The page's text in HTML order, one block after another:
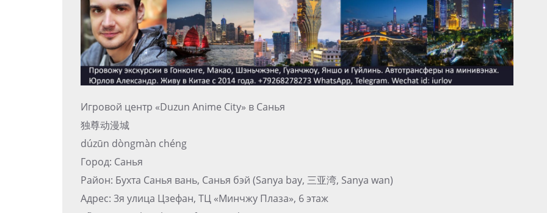
Игровой центр «Duzun Anime City» в Санья
独尊动漫城
dúzūn dòngmàn chéng
Город: Санья
Район: Бухта Санья вань, Санья бэй (Sanya bay, 三亚湾, Sanya wan)
Адрес: 3я улица Цзефан, ТЦ «Минчжу Плаза», 6 этаж